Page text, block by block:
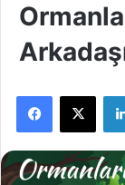
Facebook
X